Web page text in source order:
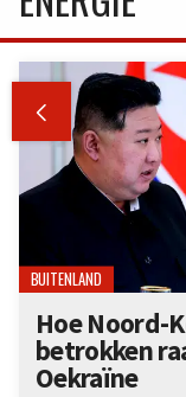

BUITENLAND
Hoe Noord-
betrokken
Oekraïne